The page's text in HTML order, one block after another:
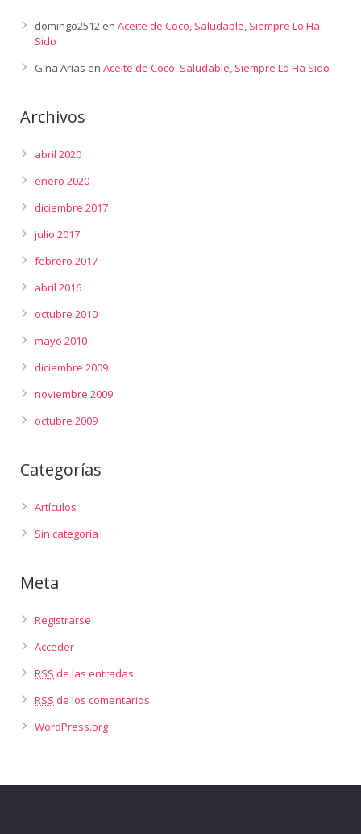
domingo2512 en Aceite de Coco, Saludable, Siempre Lo Ha
Sido
Gina Arias en Aceite de Coco, Saludable, Siempre Lo Ha Sido
Archivos
abril 2020
enero 2020
diciembre 2017
julio 2017
febrero 2017
abril 2016
octubre 2010
mayo 2010
diciembre 2009
noviembre 2009
octubre 2009
Categorías
Artículos
Sin categoría
Meta
Registrarse
Acceder
RSS de las entradas
RSS de los comentarios
WordPress.org